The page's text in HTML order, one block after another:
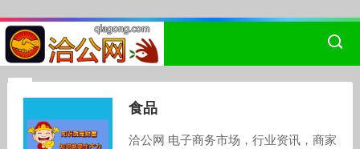
食品
洽公网 电子商务市场，行业资讯，商家